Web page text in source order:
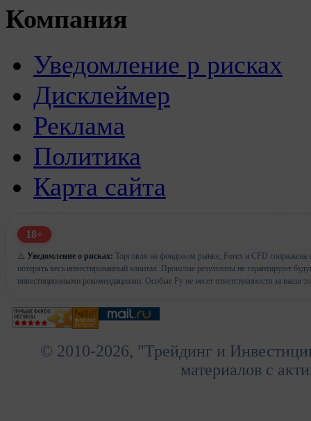
Компания
Уведомление р рисках
Дисклеймер
Реклама
Политика
Карта сайта
18+
⚠️ Уведомление о рисках: Торговля на фондовом рынке, Forex и CFD сопряжена
потерять весь инвестированный капитал. Прошлые результаты не гарантируют
инвестиционными рекомендациями. Особые Ру не несет ответственности за ваши
© 2010-2026, "Трейдинг и
материалов с